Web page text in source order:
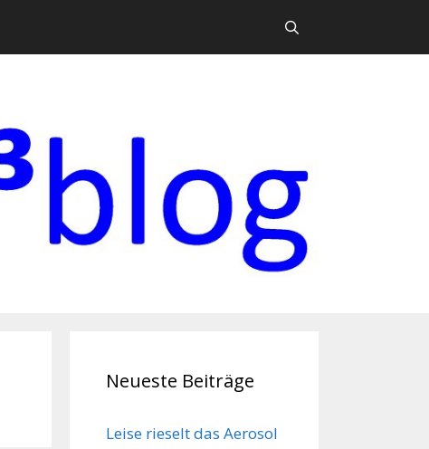
Neueste Beiträge
Leise rieselt das Aerosol